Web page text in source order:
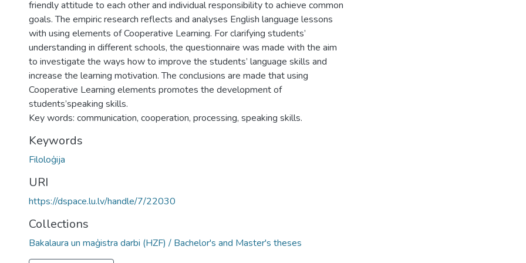
friendly attitude to each other and individual responsibility to achieve common
goals. The empiric research reflects and analyses English language lessons
with using elements of Cooperative Learning. For clarifying students’
understanding in different schools, the questionnaire was made with the aim
to investigate the ways how to improve the students’ language skills and
increase the learning motivation. The conclusions are made that using
Cooperative Learning elements promotes the development of
students’speaking skills.
Key words: communication, cooperation, processing, speaking skills.
Keywords
Filoloģija
URI
https://dspace.lu.lv/handle/7/22030
Collections
Bakalaura un maģistra darbi (HZF) / Bachelor's and Master's theses